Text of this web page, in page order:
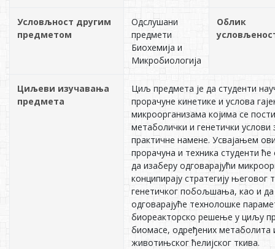
Условљност другим
предметом
Одслушани
предмети
Биохемија и
Микробиологија
Облик
Циљеви изучавања
предмета
Циљ предмета је да студенти
прорачуне кинетике и услова
микроорганизама којима се
метаболички и генетички услови
практичне намене. Усвајањем
прорачуна и техника студенти
да изаберу одговарајући
конципирају стратегију његовог
генетичког побољшања, као и да
одговарајуће технолошке
биореакторско решење у циљу
биомасе, одређених метаболита
животињског ћелијског ткива.